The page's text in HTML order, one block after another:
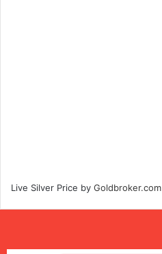
Live Silver Price by Goldbroker.com